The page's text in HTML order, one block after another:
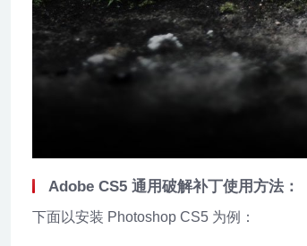
Adobe CS5 通用破解补丁使用方法：
下面以安装 Photoshop CS5 为例：